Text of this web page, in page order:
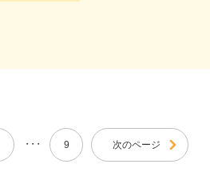
・・・ 9 次のページ